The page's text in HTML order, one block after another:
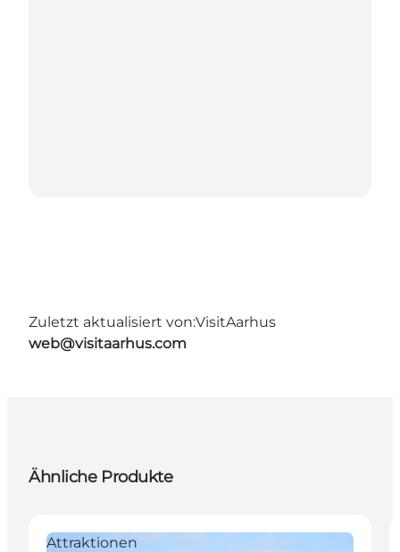
Zuletzt aktualisiert von:VisitAarhus
web@visitaarhus.com
Ähnliche Produkte
Attraktionen